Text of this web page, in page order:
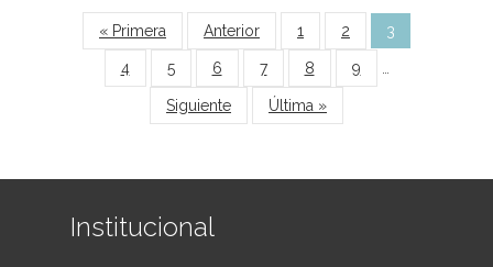
Páginas
« Primera Anterior 1 2 3
4 5 6 7 8 9 …
Siguiente Última »
Institucional